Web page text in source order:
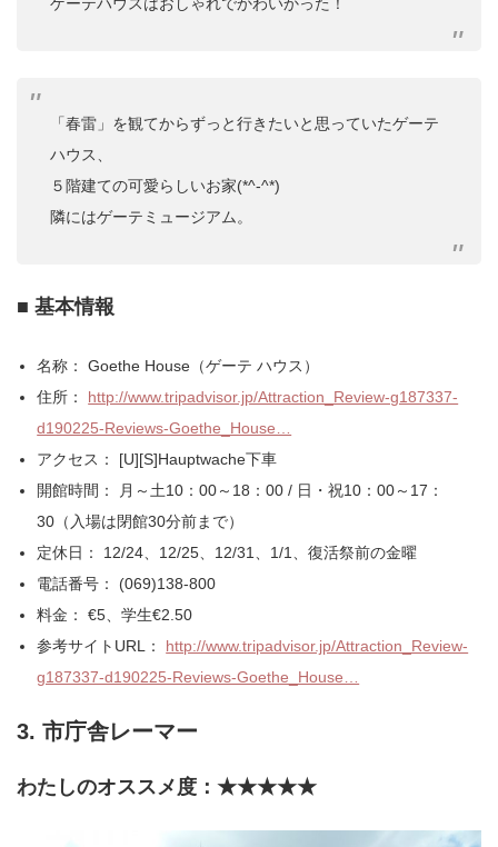
ゲーテハウスはおしゃれでかわいかった！
「春雷」を観てからずっと行きたいと思っていたゲーテ
ハウス、
５階建ての可愛らしいお家(*^-^*)
隣にはゲーテミュージアム。
■ 基本情報
名称： Goethe House（ゲーテ ハウス）
住所： http://www.tripadvisor.jp/Attraction_Review-g187337-
d190225-Reviews-Goethe_House…
アクセス： [U][S]Hauptwache下車
開館時間： 月～土10：00～18：00 / 日・祝10：00～17：
30（入場は閉館30分前まで）
定休日： 12/24、12/25、12/31、1/1、復活祭前の金曜
電話番号： (069)138-800
料金： €5、学生€2.50
参考サイトURL： http://www.tripadvisor.jp/Attraction_Review-
g187337-d190225-Reviews-Goethe_House…
3. 市庁舎レーマー
わたしのオススメ度：★★★★★